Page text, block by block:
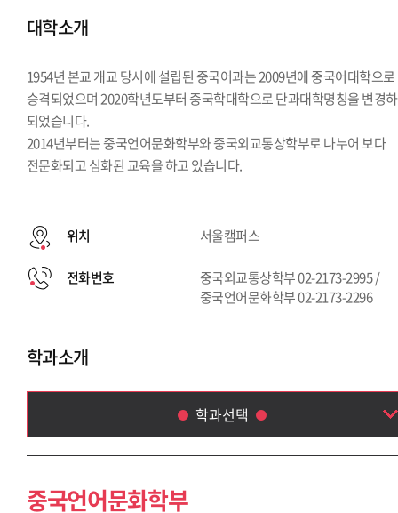
대학소개
1954년 본교 개교 당시에 설립된 중국어과는 2009년에 중국어대학으로
승격되었으며 2020학년도부터 중국학대학으로 단과대학명칭을 변경
되었습니다.
2014년부터는 중국언어문화학부와 중국외교통상학부로 나누어 보다
전문화되고 심화된 교육을 하고 있습니다.
위치 서울캠퍼스
전화번호
중국외교통상학부 02-2173-2995 /
중국언어문화학부 02-2173-2296
학과소개
학과선택
중국언어문화학부
중국언어문화학부